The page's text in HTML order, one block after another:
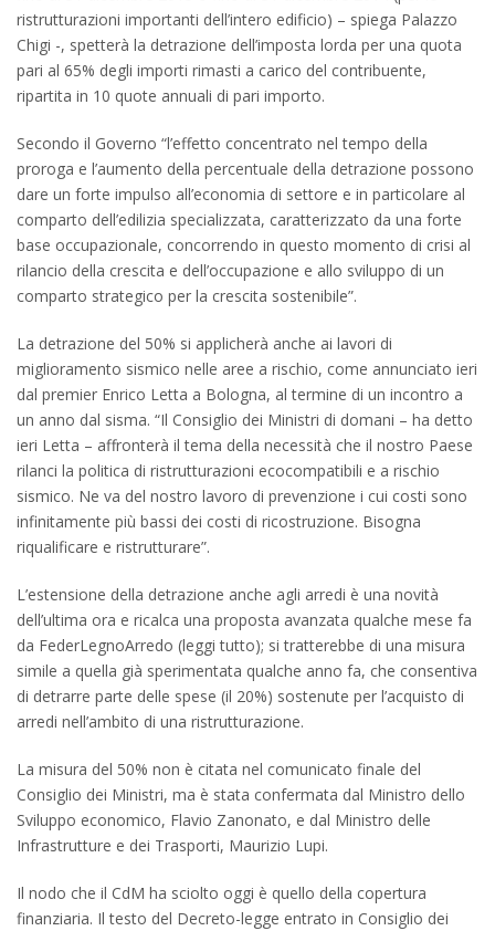
ristrutturazioni importanti dell’intero edificio) – spiega Palazzo
Chigi -, spetterà la detrazione dell’imposta lorda per una quota
pari al 65% degli importi rimasti a carico del contribuente,
ripartita in 10 quote annuali di pari importo.
Secondo il Governo “l’effetto concentrato nel tempo della
proroga e l’aumento della percentuale della detrazione possono
dare un forte impulso all’economia di settore e in particolare al
comparto dell’edilizia specializzata, caratterizzato da una forte
base occupazionale, concorrendo in questo momento di crisi al
rilancio della crescita e dell’occupazione e allo sviluppo di un
comparto strategico per la crescita sostenibile”.
La detrazione del 50% si applicherà anche ai lavori di
miglioramento sismico nelle aree a rischio, come annunciato ieri
dal premier Enrico Letta a Bologna, al termine di un incontro a
un anno dal sisma. “Il Consiglio dei Ministri di domani – ha detto
ieri Letta – affronterà il tema della necessità che il nostro Paese
rilanci la politica di ristrutturazioni ecocompatibili e a rischio
sismico. Ne va del nostro lavoro di prevenzione i cui costi sono
infinitamente più bassi dei costi di ricostruzione. Bisogna
riqualificare e ristrutturare”.
L’estensione della detrazione anche agli arredi è una novità
dell’ultima ora e ricalca una proposta avanzata qualche mese fa
da FederLegnoArredo (leggi tutto); si tratterebbe di una misura
simile a quella già sperimentata qualche anno fa, che consentiva
di detrarre parte delle spese (il 20%) sostenute per l’acquisto di
arredi nell’ambito di una ristrutturazione.
La misura del 50% non è citata nel comunicato finale del
Consiglio dei Ministri, ma è stata confermata dal Ministro dello
Sviluppo economico, Flavio Zanonato, e dal Ministro delle
Infrastrutture e dei Trasporti, Maurizio Lupi.
Il nodo che il CdM ha sciolto oggi è quello della copertura
finanziaria. Il testo del Decreto-legge entrato in Consiglio dei